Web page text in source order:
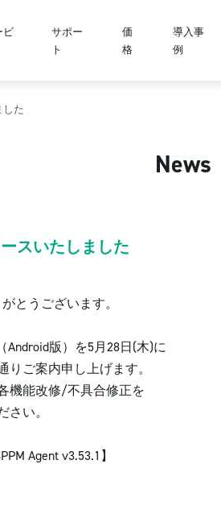
ビ
サポー
ト
価
格
導入事
例
した
News
スいたしました
とうございます。
Android版）を5月28日(木)に
ご案内申し上げます。
機能改修/不具合修正を
い。
Agent v3.53.1】